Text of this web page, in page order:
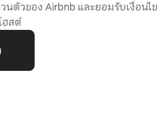
นตัวของ Airbnb และยอมรับเงื่อนไข
ฮสต์